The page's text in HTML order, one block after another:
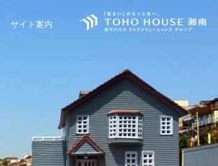
サイト案内